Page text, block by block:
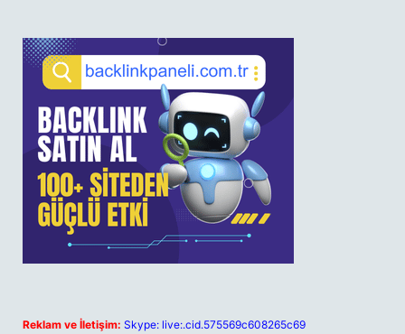
Reklam ve İletişim: Skype: live:.cid.575569c608265c69